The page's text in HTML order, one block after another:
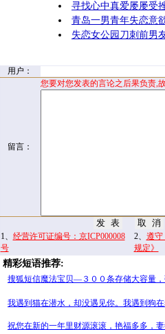
寻找心中真爱屡屡受
青岛一男青年失恋意
失恋女公园刀刺前男
用户：
留言：
您要对您发表的言论之后果负责,
1、 经营许可证编号：京ICP000008
号
2、 遵守
规定》
精彩短语推荐:
搜狐短信魔法宝贝—３００条存储大容量
我遇到猫在潜水，却没遇见你。我遇到狗
祝您在新的一年里财源滚滚，艳福多多，